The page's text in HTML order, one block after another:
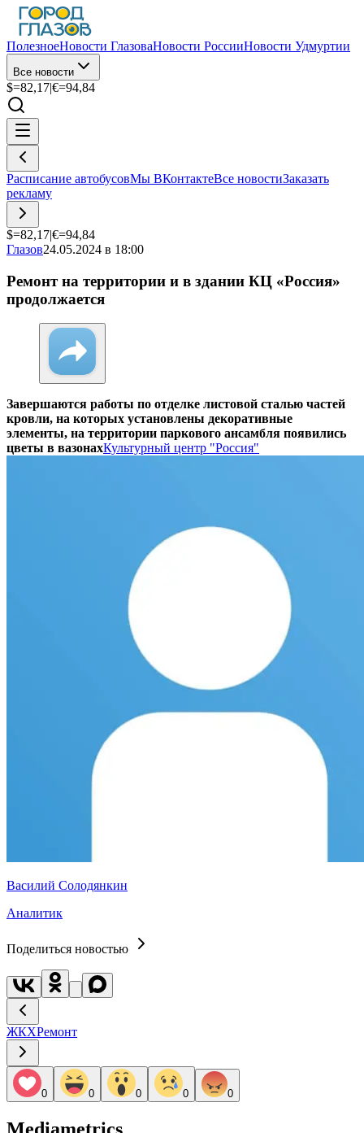
ПолезноеНовости ГлазоваНовости РоссииНовости Удмуртии
Все новости
$=82,17|€=94,84
Расписание автобусовМы ВКонтактеВсе новостиЗаказать
рекламу
$=82,17|€=94,84
Глазов24.05.2024 в 18:00
Ремонт на территории и в здании КЦ «Россия»
продолжается
Завершаются работы по отделке листовой сталью частей
кровли, на которых установлены декоративные
элементы, на территории паркового ансамбля появились
цветы в вазонахКультурный центр "Россия"
Василий Солодянкин
Аналитик
Поделиться новостью
ЖКХРемонт
0 0 0 0 0